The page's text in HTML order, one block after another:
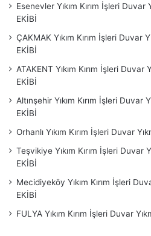
Uğurmumcu –
Küçükyalı – Başıbüyük –
Kaynarca – Kurtköy –
Samandıra-
Emirgan – Ferahevler –
Tekeriyaköy –
–Şile– Ağva – Şişli – Feriköy
Teşfikiye –
Atakent – Çakmak – Esenevler
Madenler – Şerifali –Üsküdar
Çengelköy – Ünalan – Küçüksu
Ayrıca Moloz Atım Servisimiz
Esenevler Yıkım Kırım İşleri Duvar
EKİBİ
ÇAKMAK Yıkım Kırım İşleri Duvar
EKİBİ
ATAKENT Yıkım Kırım İşleri Duvar
EKİBİ
Altınşehir Yıkım Kırım İşleri Duvar
EKİBİ
Orhanlı Yıkım Kırım İşleri Duvar
Teşvikiye Yıkım Kırım İşleri Duvar
EKİBİ
Mecidiyeköy Yıkım Kırım İşleri
EKİBİ
FULYA Yıkım Kırım İşleri Duvar